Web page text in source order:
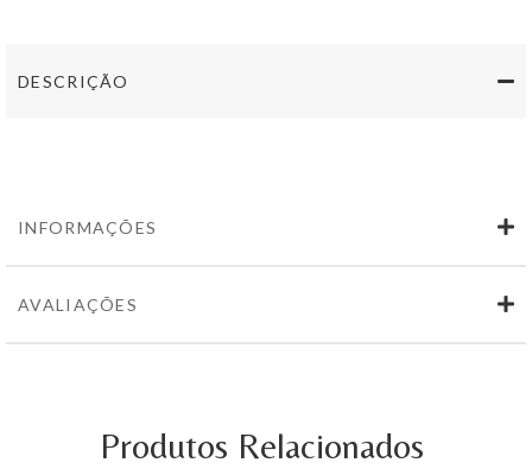
DESCRIÇÃO
INFORMAÇÕES
AVALIAÇÕES
Produtos Relacionados